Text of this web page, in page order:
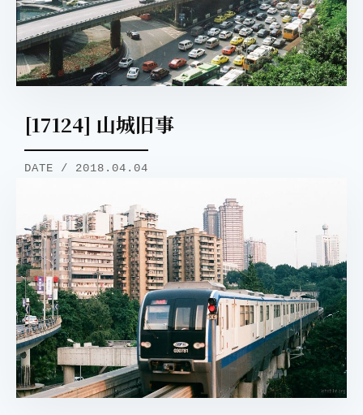
[17124] 山城旧事
DATE / 2018.04.04